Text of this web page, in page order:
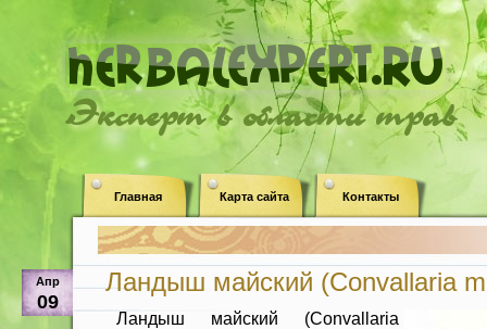
Эксперт в области трав
Главная Карта сайта Контакты
Апр
09
Ландыш майский (Convallaria
Ландыш майский (Convallaria